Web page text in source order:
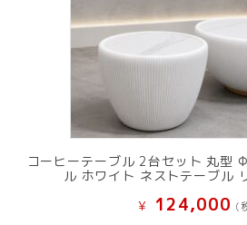
コーヒーテーブル 2台セット 丸
ル ホワイト ネストテーブル
¥ 124,000 (